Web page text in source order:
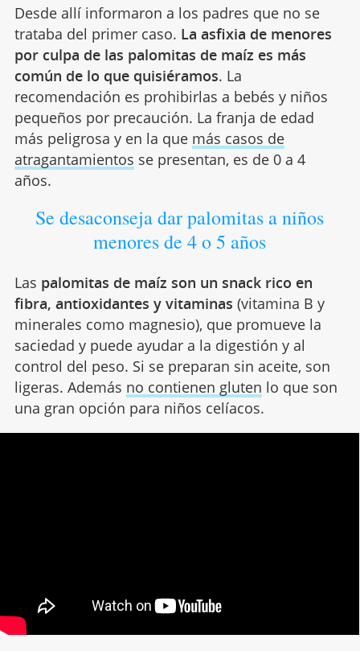
Desde allí informaron a los padres que no se
trataba del primer caso. La asfixia de menores
por culpa de las palomitas de maíz es más
común de lo que quisiéramos. La
recomendación es prohibirlas a bebés y niños
pequeños por precaución. La franja de edad
más peligrosa y en la que más casos de
atragantamientos se presentan, es de 0 a 4
años.
Se desaconseja dar palomitas a niños
menores de 4 o 5 años
Las palomitas de maíz son un snack rico en
fibra, antioxidantes y vitaminas (vitamina B y
minerales como magnesio), que promueve la
saciedad y puede ayudar a la digestión y al
control del peso. Si se preparan sin aceite, son
ligeras. Además no contienen gluten lo que son
una gran opción para niños celíacos.